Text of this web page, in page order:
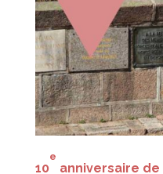
10
e
anniversaire